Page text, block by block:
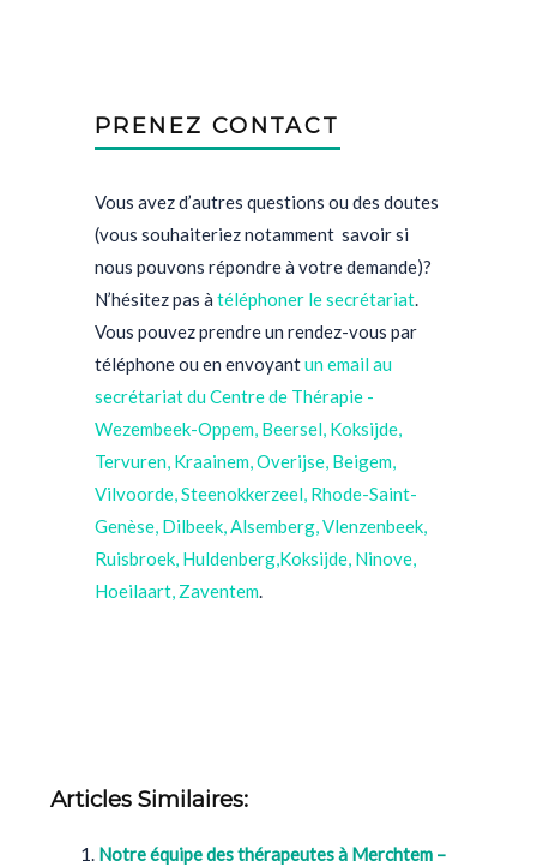
PRENEZ CONTACT
Vous avez d’autres questions ou des doutes
(vous souhaiteriez notamment savoir si
nous pouvons répondre à votre demande)?
N’hésitez pas à téléphoner le secrétariat.
Vous pouvez prendre un rendez-vous par
téléphone ou en envoyantun email au
secrétariatdu Centre de Thérapie -
Wezembeek-Oppem, Beersel, Koksijde,
Tervuren, Kraainem, Overijse, Beigem,
Vilvoorde, Steenokkerzeel, Rhode-Saint-
Genèse, Dilbeek, Alsemberg, Vlenzenbeek,
Ruisbroek, Huldenberg,Koksijde, Ninove,
Hoeilaart, Zaventem.
Articles Similaires:
Notre équipe des thérapeutes à Merchtem –